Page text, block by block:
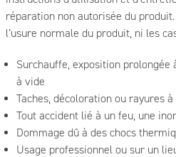
réparation non autorisée du
l’usure normale du produit, ni les
Surchauffe, exposition prolongée
à vide
Taches, décoloration ou rayures
Tout accident lié à un feu, une
Dommage dû à des chocs
Usage professionnel ou sur un